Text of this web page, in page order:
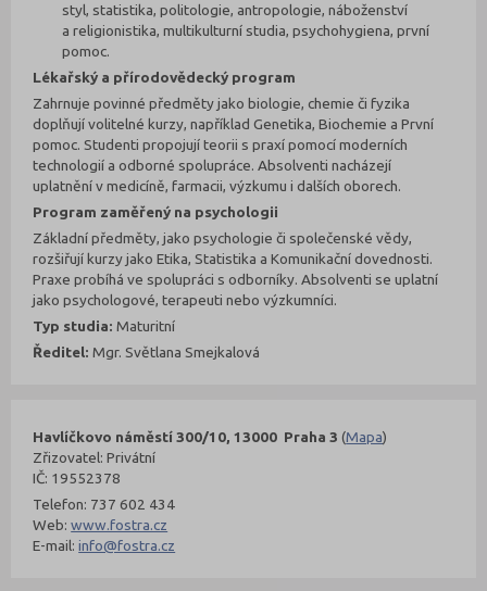
Havlíčkovo náměstí 300/10, 13000 Praha 3 (Mapa)
Zřizovatel: Privátní
IČ: 19552378
Telefon: 737 602 434
Web:www.fostra.cz
E-mail:info@fostra.cz
styl, statistika, politologie, antropologie, náboženství
a religionistika, multikulturní studia, psychohygiena, první
pomoc.
Lékařský a přírodovědecký program
Zahrnuje povinné předměty jako biologie, chemie či fyzika
doplňují volitelné kurzy, například Genetika, Biochemie a První
pomoc. Studenti propojují teorii s praxí pomocí moderních
technologií a odborné spolupráce. Absolventi nacházejí
uplatnění v medicíně, farmacii, výzkumu i dalších oborech.
Program zaměřený na psychologii
Základní předměty, jako psychologie či společenské vědy,
rozšiřují kurzy jako Etika, Statistika a Komunikační dovednosti.
Praxe probíhá ve spolupráci s odborníky. Absolventi se uplatní
jako psychologové, terapeuti nebo výzkumníci.
Typ studia: Maturitní
Ředitel: Mgr. Světlana Smejkalová